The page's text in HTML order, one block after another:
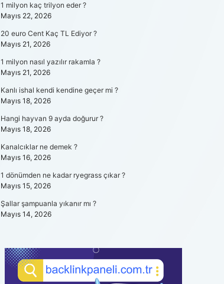
1 milyon kaç trilyon eder ?
Mayıs 22, 2026
20 euro Cent Kaç TL Ediyor ?
Mayıs 21, 2026
1 milyon nasıl yazılır rakamla ?
Mayıs 21, 2026
Kanlı ishal kendi kendine geçer mi ?
Mayıs 18, 2026
Hangi hayvan 9 ayda doğurur ?
Mayıs 18, 2026
Kanalcıklar ne demek ?
Mayıs 16, 2026
1 dönümden ne kadar ryegrass çıkar ?
Mayıs 15, 2026
Şallar şampuanla yıkanır mı ?
Mayıs 14, 2026